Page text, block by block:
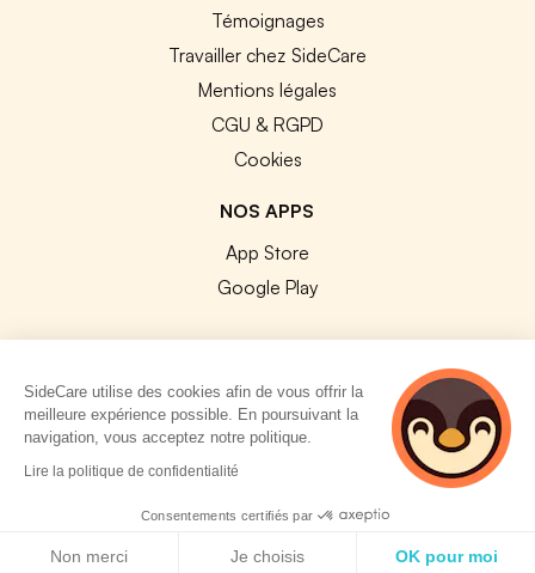
Témoignages
Travailler chez SideCare
Mentions légales
CGU & RGPD
Cookies
NOS APPS
App Store
Google Play
© 2026 SideCare. Tous droits réservés.
SideCare utilise des cookies afin de vous offrir la
meilleure expérience possible. En poursuivant la
navigation, vous acceptez notre politique.
Lire la politique de confidentialité
Consentements certifiés par
Non merci Je choisis OK pour moi
5 personnes
consultent
actuellement cette